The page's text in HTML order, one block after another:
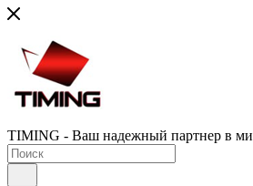
TIMING - Ваш надежный партнер в